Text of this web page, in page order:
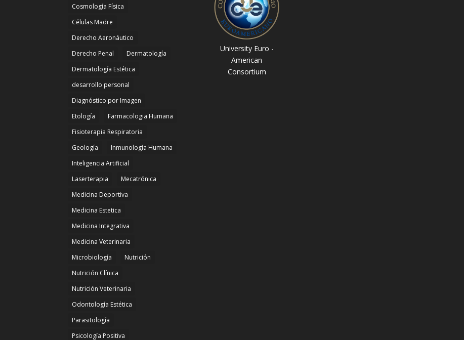
Cosmología Física
Células Madre
Derecho Aeronáutico
Derecho Penal
Dermatología
Dermatología Estética
desarrollo personal
Diagnóstico por Imagen
Etología
Farmacologia Humana
Fisioterapia Respiratoria
Geología
Inmunología Humana
Inteligencia Artificial
Laserterapia
Mecatrónica
Medicina Deportiva
Medicina Estetica
Medicina Integrativa
Medicina Veterinaria
Microbiología
Nutrición
Nutrición Clínica
Nutrición Veterinaria
Odontología Estética
Parasitología
Psicología Positiva
University Euro -
American
Consortium